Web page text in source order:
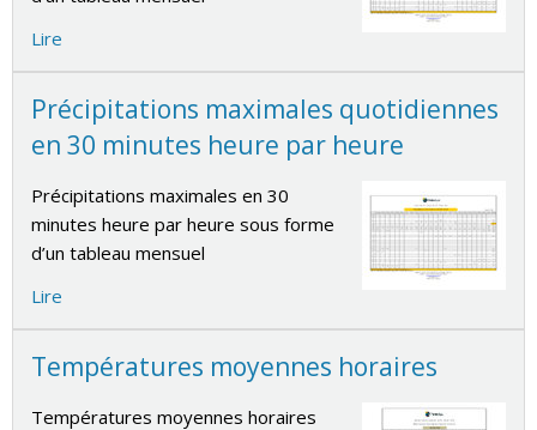
Lire
Précipitations maximales quotidiennes
en 30 minutes heure par heure
Précipitations maximales en 30
minutes heure par heure sous forme
d’un tableau mensuel
Lire
Températures moyennes horaires
Températures moyennes horaires